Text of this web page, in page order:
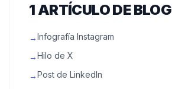
1 ARTÍCULO DE BLOG
→Infografía Instagram
→Hilo de X
→Post de LinkedIn